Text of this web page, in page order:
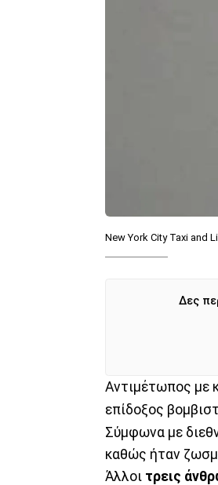
New York City Taxi and
Δες
Αντιμέτωπος με
επίδοξος
Σύμφωνα με
καθώς ήταν
Άλλοι τρεις